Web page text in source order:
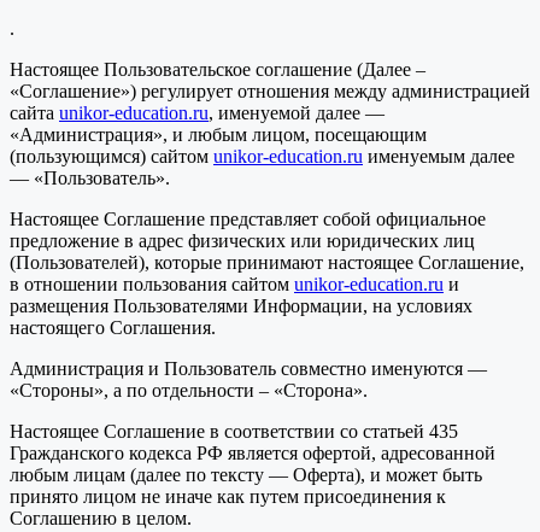
.
Настоящее Пользовательское соглашение (Далее –
«Соглашение») регулирует отношения между администрацией
сайта unikor-education.ru, именуемой далее —
«Администрация», и любым лицом, посещающим
(пользующимся) сайтом unikor-education.ru именуемым далее
— «Пользователь».
Настоящее Соглашение представляет собой официальное
предложение в адрес физических или юридических лиц
(Пользователей), которые принимают настоящее Соглашение,
в отношении пользования сайтом unikor-education.ru и
размещения Пользователями Информации, на условиях
настоящего Соглашения.
Администрация и Пользователь совместно именуются —
«Стороны», а по отдельности – «Сторона».
Настоящее Соглашение в соответствии со статьей 435
Гражданского кодекса РФ является офертой, адресованной
любым лицам (далее по тексту — Оферта), и может быть
принято лицом не иначе как путем присоединения к
Соглашению в целом.